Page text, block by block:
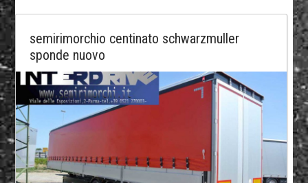
semirimorchio centinato schwarzmuller
sponde nuovo